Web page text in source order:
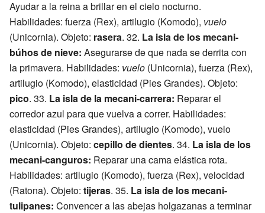
Ayudar a la reina a brillar en el cielo nocturno.
Habilidades: fuerza (Rex), artilugio (Komodo), vuelo
(Unicornia). Objeto: rasera. 32. La isla de los mecani-
búhos de nieve: Asegurarse de que nada se derrita con
la primavera. Habilidades: vuelo (Unicornia), fuerza (Rex),
artilugio (Komodo), elasticidad (Pies Grandes). Objeto:
pico. 33. La isla de la mecani-carrera: Reparar el
corredor azul para que vuelva a correr. Habilidades:
elasticidad (Pies Grandes), artilugio (Komodo), vuelo
(Unicornia). Objeto: cepillo de dientes. 34. La isla de los
mecani-canguros: Reparar una cama elástica rota.
Habilidades: artilugio (Komodo), fuerza (Rex), velocidad
(Ratona). Objeto: tijeras. 35. La isla de los mecani-
tulipanes: Convencer a las abejas holgazanas a terminar